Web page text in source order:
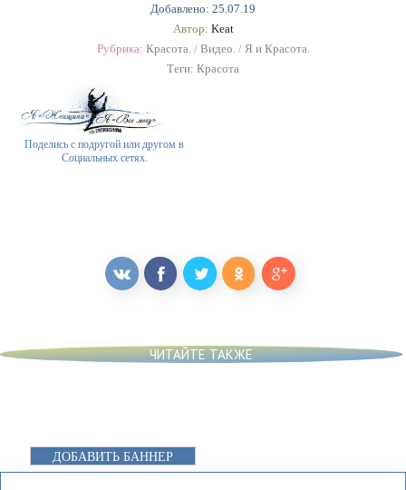
Добавлено: 25.07.19
Автор: Keat
Рубрика: Красота./ Видео./ Я и Красота.
Теги: Красота
Поделись с подругой или другом в
Социальных сетях.
ЧИТАЙТЕ ТАКЖЕ
ДОБАВИТЬ БАННЕР